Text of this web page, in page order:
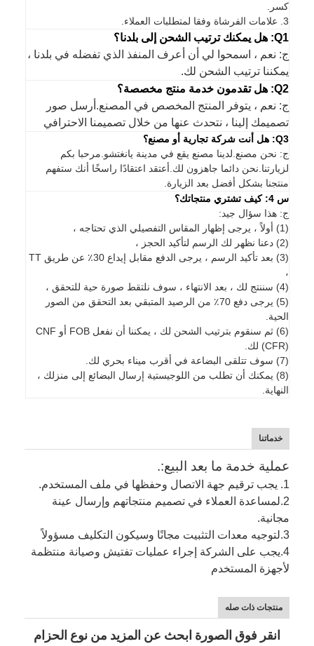
كسر.
3. علامات الفرشاة وفقا لمتطلبات العملاء.
Q1: هل يمكنك ترتيب الشحن إلى بلدنا؟
ج: نعم ، اسمحوا لي أن أعرف المنفذ الذي تفضله في بلدنا ،
يمكننا ترتيب الشحن لك.
Q2: هل تقدمون خدمة منتج مخصصة؟
ج: نعم ، يتوفر المنتج المخصص في المصنع.أرسل صور
تصميمك إلينا ، نتحدث عنها من خلال تصميمنا الاحترافي
Q3: هل أنت شركة تجارية أو مصنع؟
ج: نحن مصنع.لدينا مصنع يقع في مدينة يانغتشو.مرحبا بكم
لزيارتنا.نحن دائما جاهزون لك.أعتقد اعتقادًا راسخًا أنك ستفهم
منتجنا بشكل أفضل بعد الزيارة.
س 4: كيف تشتري منتجاتك؟
ج: هذا سؤال جيد:
(1) أولاً ، يرجى إظهار المقاس التفصيلي الذي تحتاجه ،
(2) دعنا نظهر لك الرسم لتأكيد الحجز ،
(3) بعد تأكيد الرسم ، يرجى الدفع مقابل إيداع 30٪ عن طريق TT
،
(4) سننتج لك ، بعد الانتهاء ، سوف نلتقط صورة حية للتحقق ،
(5) يرجى دفع 70٪ من الرصيد المتبقي بعد التحقق من الصور
الحية.
(6) ثم سنقوم بترتيب الشحن لك ، يمكننا أن نفعل FOB أو CNF
(CFR) لك.
(7) سوف تتلقى البضاعة في أقرب ميناء بحري لك.
(8) يمكنك أن تطلب من اللوجيستية إرسال البضائع إلى منزلك ،
النهاية.
خدماتنا
عملية خدمة ما بعد البيع:.
1. يجب ترقيم جهة الاتصال وحفظها في ملف المستخدم.
2. لمساعدة العملاء في تصميم منتجاتهم وإرسال عينة
مجانية.
3. لتوجيه معدات التثبيت مجانًا وسيكون التكليف مسؤولاً
4. يجب على الشركة إجراء عمليات تفتيش وصيانة منتظمة
لأجهزة المستخدم
منتجات ذات صله
انقر فوق الصورة ابحث عن المزيد من نوع الحزام